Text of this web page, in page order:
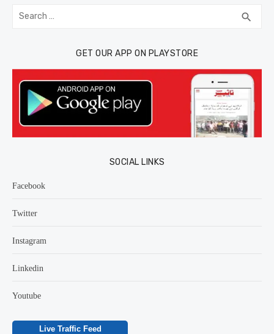
Search
for: search
GET OUR APP ON PLAYSTORE
SOCIAL LINKS
Facebook
Twitter
Instagram
Linkedin
Youtube
Live Traffic Feed